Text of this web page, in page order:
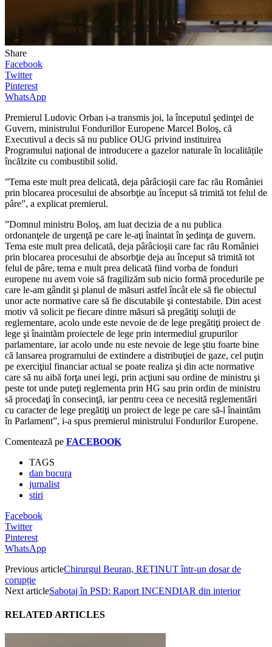
Share
Facebook
Twitter
Pinterest
WhatsApp
Premierul Ludovic Orban i-a transmis joi, la începutul şedinţei de
Guvern, ministrului Fondurillor Europene Marcel Boloş, că
Executivul a decis să nu publice OUG privind instituirea
Programului național de introducere a gazelor naturale în localitățile
încălzite cu combustibil solid.
”Tema este mult prea delicată, deja pârâcioşii care fac rău României
prin blocarea procesului de absorbţie au început să trimită tot felul de
pâre”, a explicat premierul.
”Domnul ministru Boloş, am luat decizia de a nu publica
ordonanţele de urgenţă pe care le-aţi înaintat în şedinţa de guvern.
Tema este mult prea delicată, deja pârâcioşii care fac rău României
prin blocarea procesului de absorbţie deja au început să trimită tot
felul de pâre, tema e mult prea delicată fiind vorba de fonduri
europene nu avem voie să fragilizăm sub nicio formă procedurile pe
care le-am gândit şi planul de măsuri astfel încât ele să fie obiectul
unor acte normative care să fie discutabile şi contestabile. Din acest
motiv vă solicit pe fiecare dintre măsuri să pregătiţi soluţii de
reglementare, acolo unde este nevoie de de lege pregătiţi proiect de
lege şi înaintăm proiectele de lege prin intermediul grupurilor
parlamentare, iar acolo unde nu este nevoie de lege ştiu foarte bine
că lansarea programului de extindere a distribuţiei de gaze, cel puţin
pe exerciţiul financiar actual se poate realiza şi din acte normative
care să nu aibă forţa unei legi, prin acţiuni sau ordine de ministru şi
peste tot unde puteţi reglementa prin HG sau prin ordin de ministru
să procedaţi în consecinţă, iar pentru ceea ce necesită reglementări
cu caracter de lege pregătiţi un proiect de lege pe care să-l înaintăm
în Parlament”, i-a spus premierul ministrului Fondurilor Europene.
Comentează pe FACEBOOK
TAGS
dan bucura
jurnalist
stiri
Facebook
Twitter
Pinterest
WhatsApp
Previous articleChirurgul Beuran, REȚINUT într-un dosar de
corupție
Next articleSabotaj în PSD: Raport INCENDIAR din interior
RELATED ARTICLES